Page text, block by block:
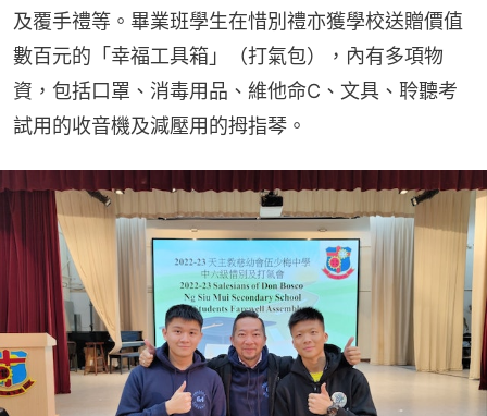
及覆手禮等。畢業班學生在惜別禮亦獲學校送贈價值
數百元的「幸福工具箱」（打氣包），內有多項物
資，包括口罩、消毒用品、維他命C、文具、聆聽考
試用的收音機及減壓用的拇指琴。